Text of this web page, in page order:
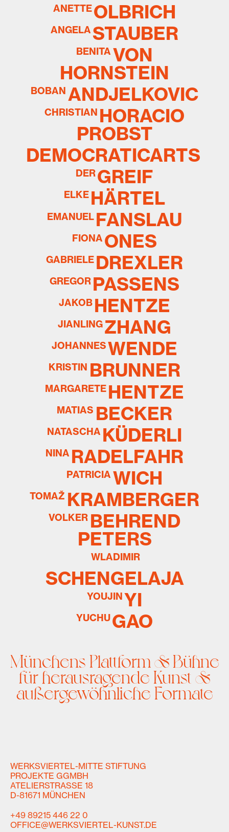
ANETTEOLBRICH
ANGELASTAUBER
BENITAVON
HORNSTEIN
BOBANANDJELKOVIC
CHRISTIANHORACIO
PROBST
DEMOCRATICARTS
DERGREIF
ELKEHÄRTEL
EMANUELFANSLAU
FIONAONES
GABRIELEDREXLER
GREGORPASSENS
JAKOBHENTZE
JIANLINGZHANG
JOHANNESWENDE
KRISTINBRUNNER
MARGARETEHENTZE
MATIASBECKER
NATASCHAKÜDERLI
NINARADELFAHR
PATRICIAWICH
TOMAŽKRAMBERGER
VOLKERBEHREND
PETERS
WLADIMIR
SCHENGELAJA
YOUJINYI
YUCHUGAO
Münchens Plattform & Bühne
für herausragende Kunst &
außergewöhnliche Formate
WERKSVIERTEL-MITTE STIFTUNG
PROJEKTE GGMBH
ATELIERSTRASSE 18
D-81671 MÜNCHEN
+49 89215 446 22 0
OFFICE@WERKSVIERTEL-KUNST.DE